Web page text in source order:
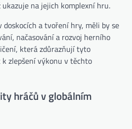
na jejich komplexní hru.
doskocích a tvoření hry, měli by se
načasování a rozvoj herního
která zdůrazňují tyto
zlepšení výkonu v těchto
hráčů v globálním